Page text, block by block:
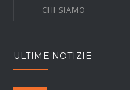
CHI SIAMO
ULTIME NOTIZIE